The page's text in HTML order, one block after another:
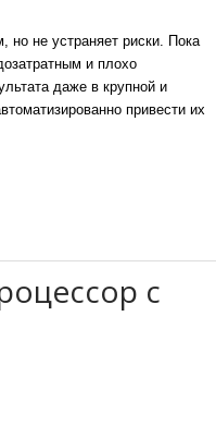
но не устраняет риски. Пока
и плохо
даже в крупной и
привести их
с